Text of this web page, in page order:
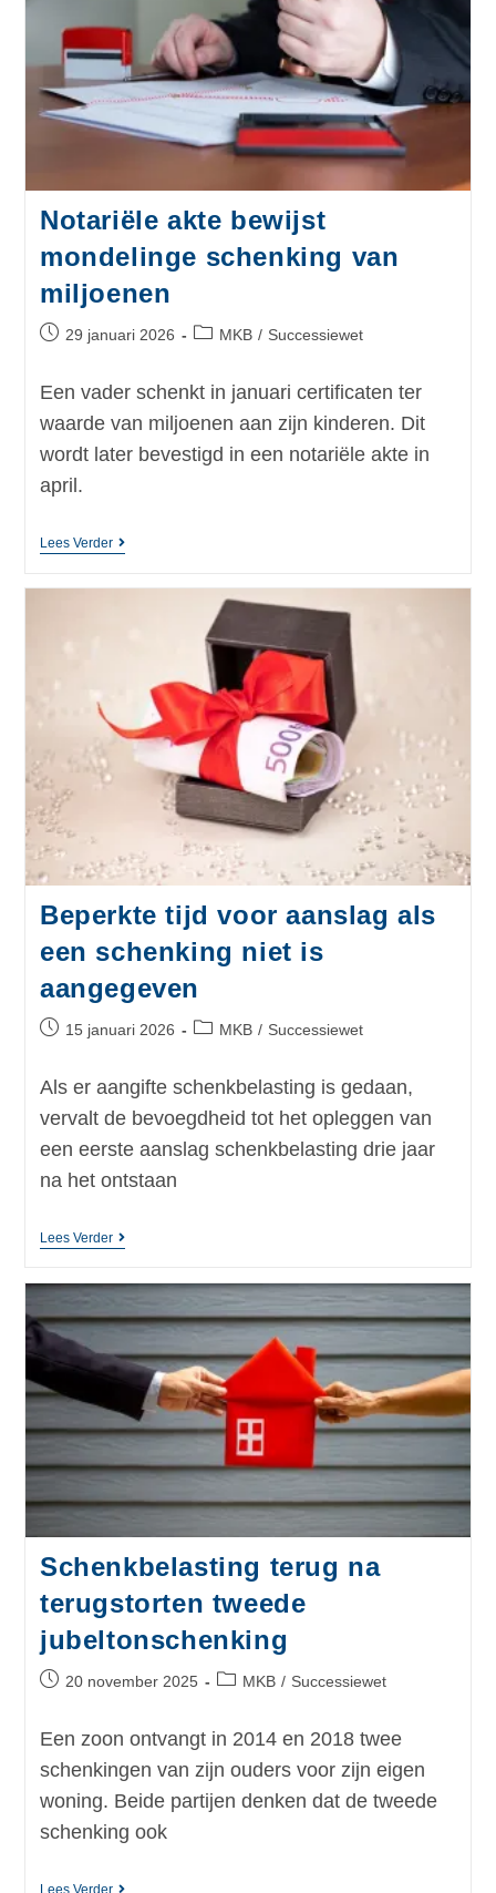
Notariële akte bewijst
mondelinge schenking van
miljoenen
29 januari 2026 MKB / Successiewet
Een vader schenkt in januari certificaten ter
waarde van miljoenen aan zijn kinderen. Dit
wordt later bevestigd in een notariële akte in
april.
Lees Verder
Beperkte tijd voor aanslag als
een schenking niet is
aangegeven
15 januari 2026 MKB / Successiewet
Als er aangifte schenkbelasting is gedaan,
vervalt de bevoegdheid tot het opleggen van
een eerste aanslag schenkbelasting drie jaar
na het ontstaan
Lees Verder
Schenkbelasting terug na
terugstorten tweede
jubeltonschenking
20 november 2025 MKB / Successiewet
Een zoon ontvangt in 2014 en 2018 twee
schenkingen van zijn ouders voor zijn eigen
woning. Beide partijen denken dat de tweede
schenking ook
Lees Verder